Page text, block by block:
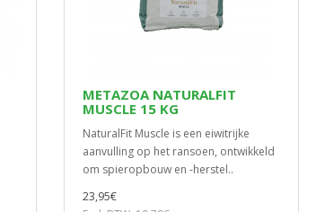
METAZOA NATURALFIT
MUSCLE 15 KG
NaturalFit Muscle is een eiwitrijke
aanvulling op het ransoen, ontwikkeld
om spieropbouw en -herstel..
23,95€